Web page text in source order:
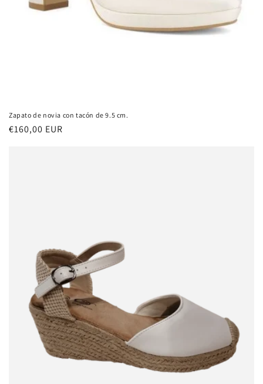
Zapato de novia con tacón de 9.5 cm.
Precio
€160,00 EUR